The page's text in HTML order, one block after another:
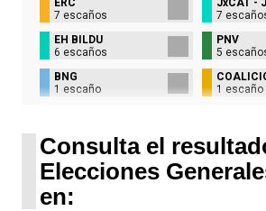
7 escaños
7
EH BILDU
6 escaños
PNV
5
BNG
1 escaño
1 escaño
Consulta el
Elecciones
en: